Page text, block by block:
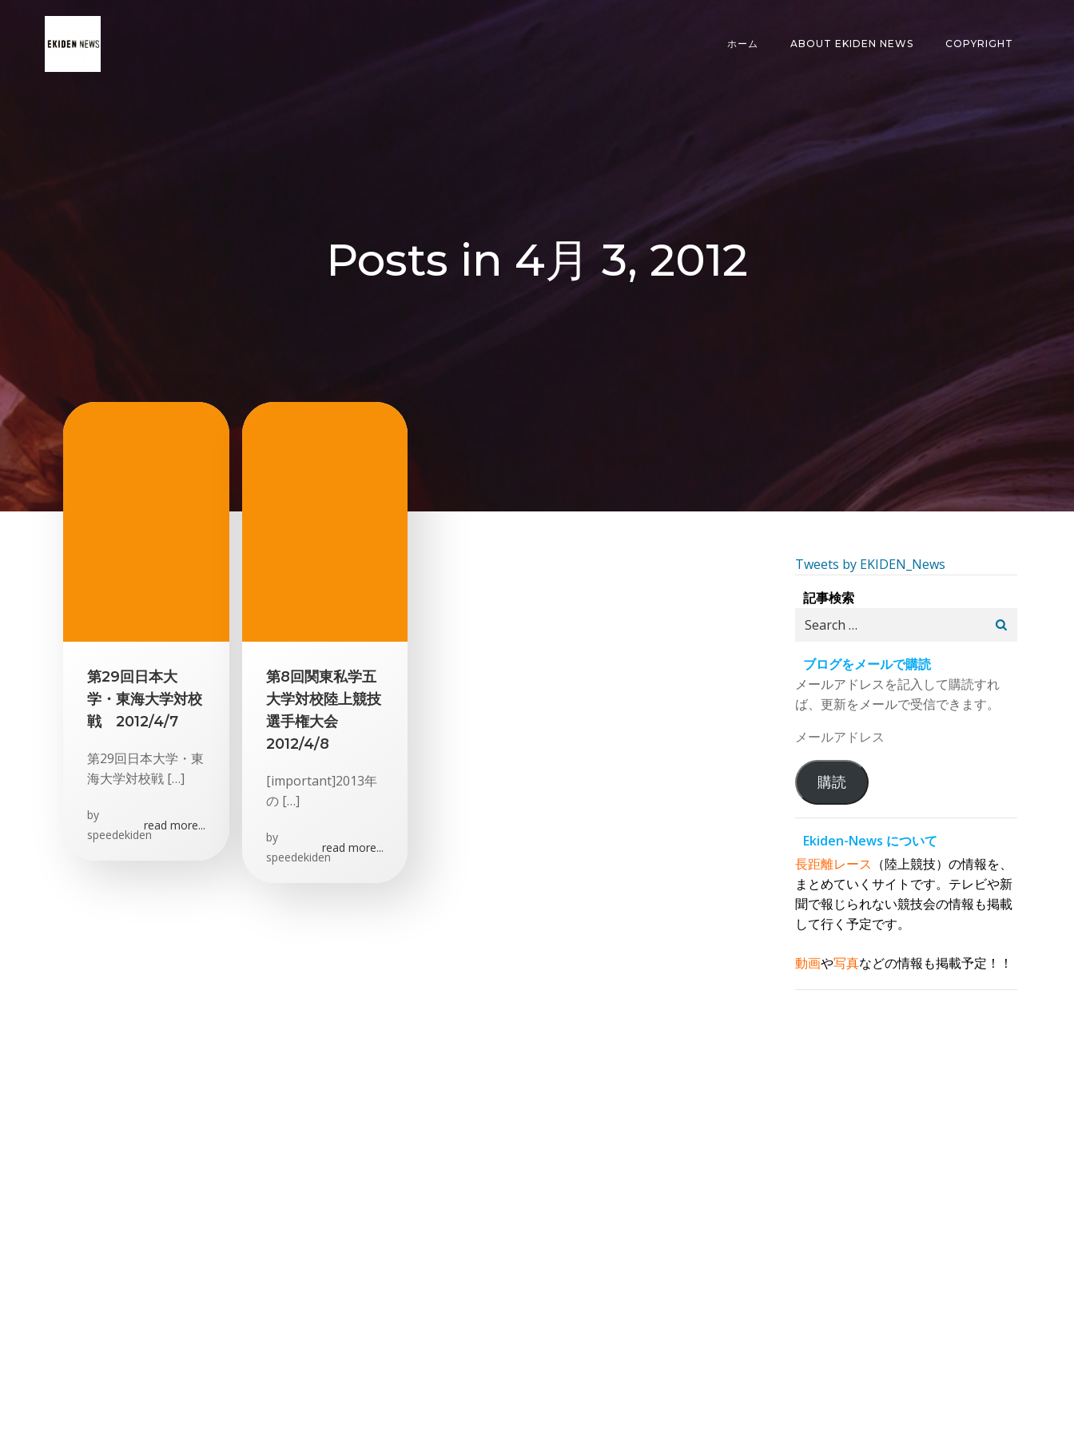
ホーム ABOUT EKIDEN NEWS COPYRIGHT
Posts in 4月 3, 2012
第29回日本大
学・東海大学対校
戦 2012/4/7
第29回日本大学・東
海大学対校戦 […]
by
speedekiden
read more...
第8回関東私学五
大学対校陸上競技
選手権大会
2012/4/8
[important]2013年
の […]
by
speedekiden
read more...
Tweets by EKIDEN_News
記事検索
Search
ブログをメールで購読
メールアドレスを記入して購読すれ
ば、更新をメールで受信できます。
メ
ル
ア
ド
レ
ス
購読
Ekiden-News について
長距離レース （陸上競技）の情報を、
まとめていくサイトです。テレビや新
聞で報じられない競技会の情報も掲載
して行く予定です。
動画や写真などの情報も掲載予定！！